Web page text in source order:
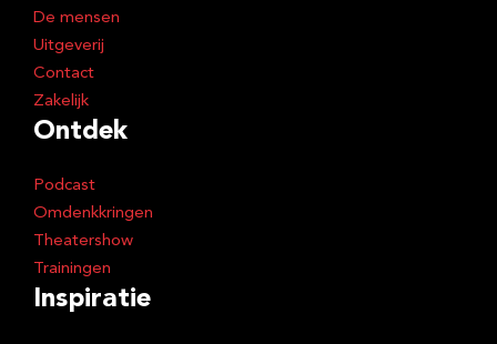
De mensen
Uitgeverij
Contact
Zakelijk
Ontdek
Podcast
Omdenkkringen
Theatershow
Trainingen
Inspiratie